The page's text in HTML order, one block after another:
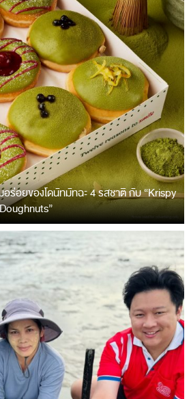
ร่อยของโดนัทมัทฉะ 4 รสชาติ กับ “Krispy